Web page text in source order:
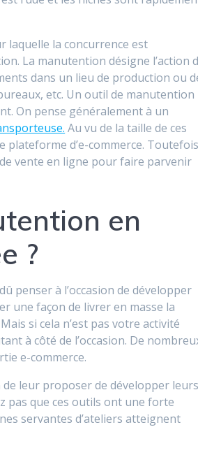
laquelle la concurrence est
La manutention désigne l’action
dans un lieu de production ou
etc. Un outil de manutention
On pense généralement à un
Au vu de la taille de ces
d’e-commerce.
vente en ligne pour faire parvenir
en
?
penser à l’occasion de développer
une façon de livrer en masse la
si cela n’est pas votre activité
à côté de l’occasion. De
e-commerce.
leur proposer de développer
pas que ces outils ont une forte
servantes d’ateliers atteignent